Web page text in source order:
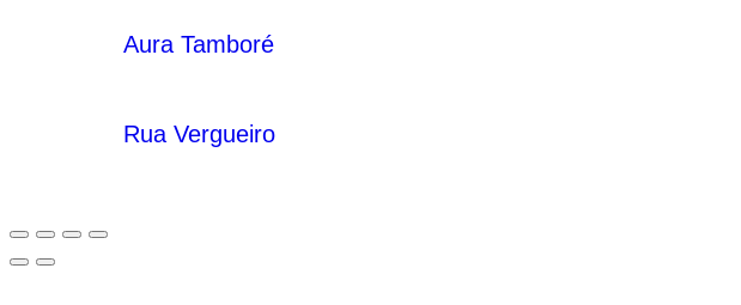
Aura Tamboré
Rua Vergueiro